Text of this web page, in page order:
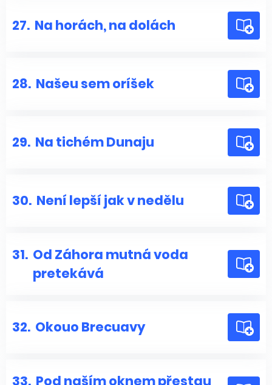
27. Na horách, na dolách
28. Našeu sem oríšek
29. Na tichém Dunaju
30. Není lepší jak v nedělu
31. Od Záhora mutná voda
pretekává
32. Okouo Brecuavy
33. Pod naším oknem přestau